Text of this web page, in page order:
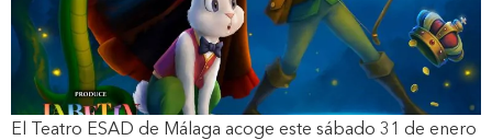
El Teatro ESAD de Málaga acoge este sábado 31 de enero